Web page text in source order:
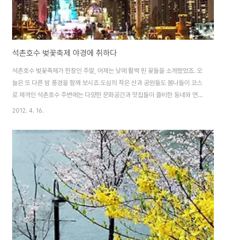
석촌호수 벚꽃축제 야경에 취하다
석촌호수 벚꽃축제가 한창인 주말, 어제는 낮에 활짝 핀 꽃들을 소개했었죠. 오
늘은 또 다른 밤 풍경을 함께 보시죠.도심의 작은 산과 공원들도 봄나들이 코스
로 제격인 석촌호수 주변에는 다양한 문화공간과 맛집들이 즐비한 동네와 연계
해 산책하기 좋은 곳이기도 합니다 은은한 불빛이 비치는 호수 위로 벚나무 가
얼굴은 금세 웃음꽃이 피어납니다사진을 찍은 시간도 이미 밤 8시가 넘어선 늦
은 시각 석촌호숫가에는 산책이나 운동을 하려는 이들과 상춘객, 공연을 즐기
는 이들로 붐비더군요.그럼 석촌호수 야경 조명과 어울리는 벚꽃 사진 함께 감
상하세요~ 석촌호수 이전 사진 글 보기 2012/04/15 - [照片] - 석촌호수 벚
꽃축제, 상춘객들은 즐겁다..
2012. 4. 16.